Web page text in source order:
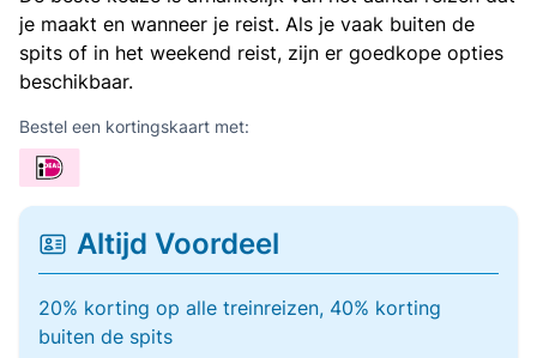
je maakt en wanneer je reist. Als je vaak buiten de
spits of in het weekend reist, zijn er goedkope opties
beschikbaar.
Bestel een kortingskaart met:
Altijd Voordeel
20% korting op alle treinreizen, 40% korting
buiten de spits